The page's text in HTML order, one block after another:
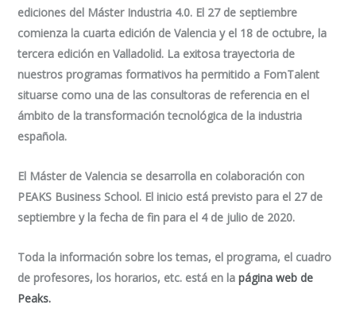
ediciones del Máster Industria 4.0. El 27 de septiembre
comienza la cuarta edición de Valencia y el 18 de octubre, la
tercera edición en Valladolid. La exitosa trayectoria de
nuestros programas formativos ha permitido a FomTalent
situarse como una de las consultoras de referencia en el
ámbito de la transformación tecnológica de la industria
española.
El Máster de Valencia se desarrolla en colaboración con
PEAKS Business School. El inicio está previsto para el 27 de
septiembre y la fecha de fin para el 4 de julio de 2020.
Toda la información sobre los temas, el programa, el cuadro
de profesores, los horarios, etc. está en lapágina web de
Peaks.